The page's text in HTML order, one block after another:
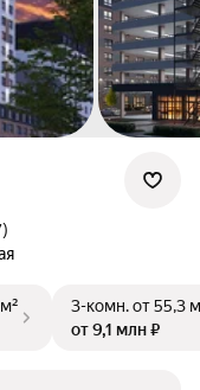
3-комн.от 55,3
от 9,1 млн ₽